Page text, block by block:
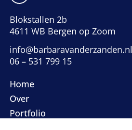
Blokstallen 2b
4611 WB Bergen op Zoom
info@barbaravanderzanden.nl
06 – 531 799 15
Home
Over
Portfolio